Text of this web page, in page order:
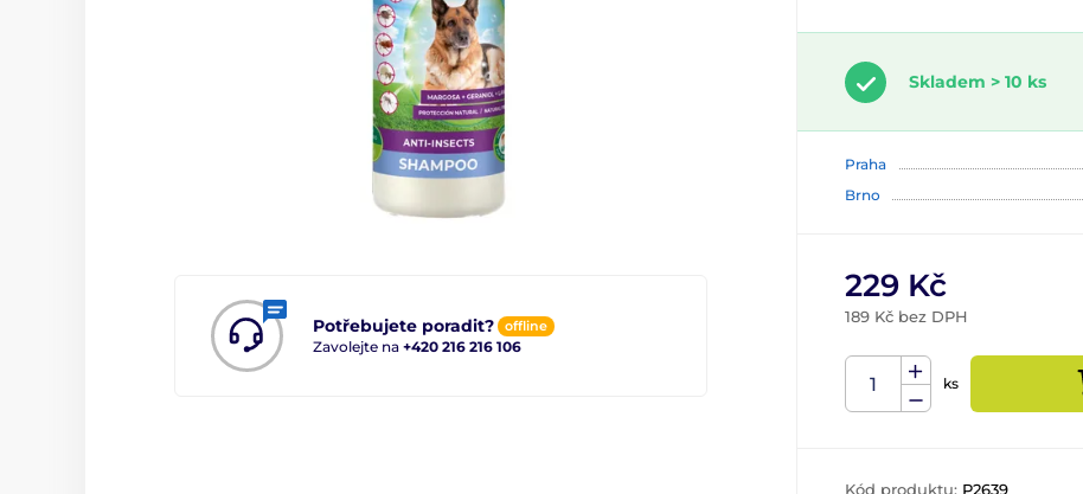
Potřebujete poradit? offline
Zavolejte na +420 216 216 106
Skladem > 10 ks
Praha
Brno
229 Kč
189 Kč bez DPH
ks
Kód produktu: P2639